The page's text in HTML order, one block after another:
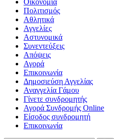
Πολιτισμός
Αθλητικά
Αγγελίες
Αστυνομικά
Συνεντεύξεις
Απόψεις
Αγορά
Επικοινωνία
Δημοσιεύση Αγγελίας
Αναγγελία Γάμου
Γίνετε συνδρομητής
Αγορά Συνδρομής Online
Είσοδος συνδρομητή
Επικοινωνία